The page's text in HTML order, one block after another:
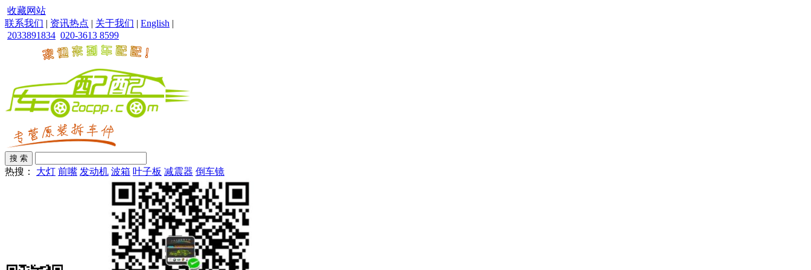
收藏网站
联系我们 | 资讯热点 | 关于我们 | English |
2033891834 020-3613 8599
热搜： 大灯 前嘴 发动机 波箱 叶子板 减震器 倒车镜